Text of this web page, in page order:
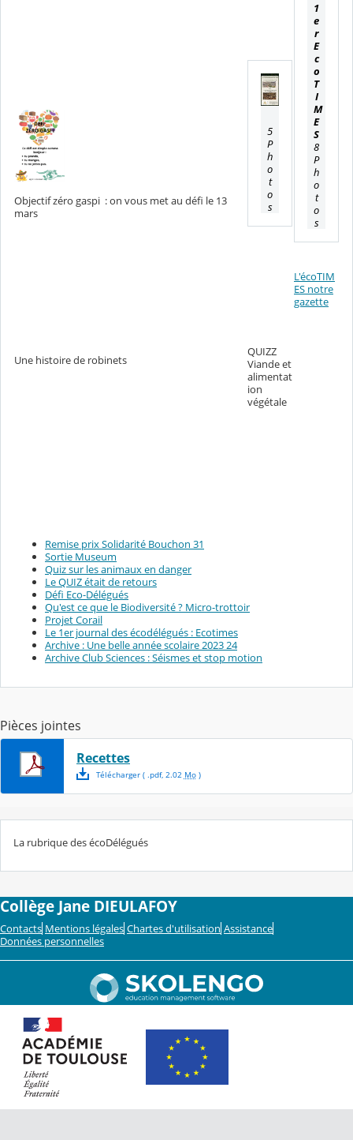
Objectif zéro gaspi : on vous met au défi le 13
mars
5
P
h
o
t
o
s
1
e
r
E
c
o
T
I
M
E
S
8
P
h
o
t
o
s
L'écoTIM
ES notre
gazette
Une histoire de robinets
QUIZZ
Viande et
alimentat
ion
végétale
Remise prix Solidarité Bouchon 31
Sortie Museum
Quiz sur les animaux en danger
Le QUIZ était de retours
Défi Eco-Délégués
Qu'est ce que le Biodiversité ? Micro-trottoir
Projet Corail
Le 1er journal des écodélégués : Ecotimes
Archive : Une belle année scolaire 2023 24
Archive Club Sciences : Séismes et stop motion
Pièces jointes
Recettes
Télécharger( .pdf, 2.02 Mo)
La rubrique des écoDélégués
Collège Jane DIEULAFOY
Contacts Mentions légales Chartes d'utilisation Assistance
Données personnelles